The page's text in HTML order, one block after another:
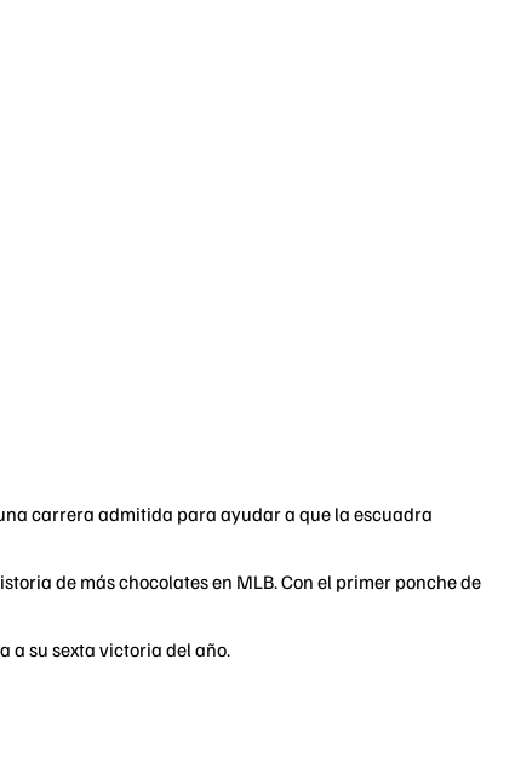
carrera admitida para ayudar a que la escuadra
de más chocolates en MLB. Con el primer ponche de
a su sexta victoria del año.